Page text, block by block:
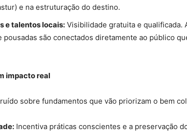
e na estruturação do destino.
e talentos locais: Visibilidade gratuita e qualificada.
pousadas são conectados diretamente ao público
impacto real
sobre fundamentos que vão priorizam o bem
Incentiva práticas conscientes e a preservação